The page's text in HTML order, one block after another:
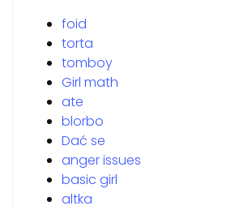
foid
torta
tomboy
Girl math
ate
blorbo
Dać se
anger issues
basic girl
altka